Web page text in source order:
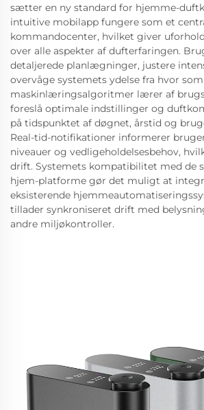
sætter en ny standard for hjemme-
intuitive mobilapp fungere som et
kommandocenter, hvilket giver
over alle aspekter af dufterfaringen.
detaljerede planlægninger, justere
overvåge systemets ydelse fra hvor
maskinlæringsalgoritmer lærer af
foreslå optimale indstillinger og
på tidspunktet af døgnet, årstid og
Real-tid-notifikationer informerer
niveauer og vedligeholdelsesbehov,
drift. Systemets kompatibilitet med de
hjem-platforme gør det muligt at
eksisterende
tillader synkroniseret drift med
andre miljøkontroller.